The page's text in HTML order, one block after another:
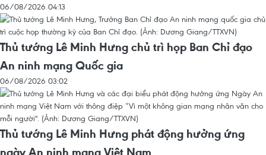
06/08/2026 04:13
Thủ tướng Lê Minh Hưng chủ trì họp Ban Chỉ đạo
An ninh mạng Quốc gia
06/08/2026 03:02
Thủ tướng Lê Minh Hưng phát động hưởng ứng